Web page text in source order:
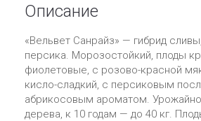
Описание
«Вельвет Санрайз» — гибрид
персика. Морозостойкий, плоды
фиолетовые, с розово-красной
кисло-сладкий, с персиковым
абрикосовым ароматом.
дерева, к 10 годам — до 40 кг.